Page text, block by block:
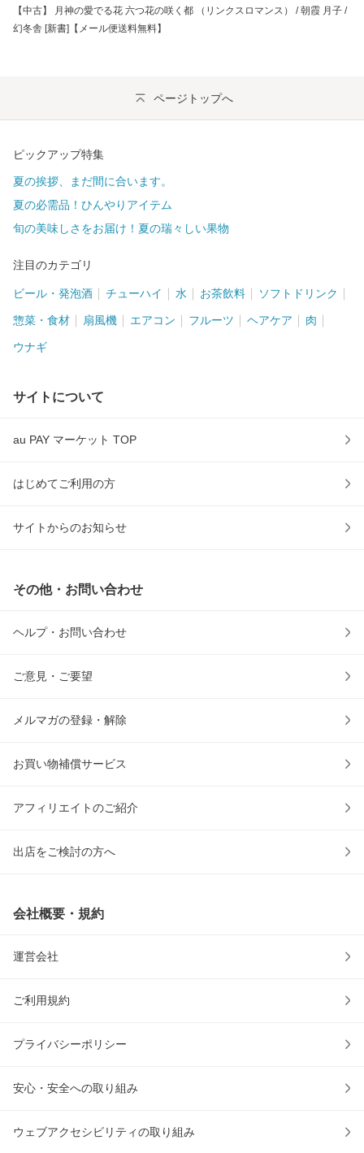
【中古】 月神の愛でる花 六つ花の咲く都 （リンクスロマンス） / 朝霞 月子 /
幻冬舎 [新書]【メール便送料無料】
ページトップへ
ピックアップ特集
夏の挨拶、まだ間に合います。
夏の必需品！ひんやりアイテム
旬の美味しさをお届け！夏の瑞々しい果物
注目のカテゴリ
ビール・発泡酒 チューハイ 水 お茶飲料 ソフトドリンク
惣菜・食材 扇風機 エアコン フルーツ ヘアケア 肉
ウナギ
サイトについて
au PAY マーケット TOP
はじめてご利用の方
サイトからのお知らせ
その他・お問い合わせ
ヘルプ・お問い合わせ
ご意見・ご要望
メルマガの登録・解除
お買い物補償サービス
アフィリエイトのご紹介
出店をご検討の方へ
会社概要・規約
運営会社
ご利用規約
プライバシーポリシー
安心・安全への取り組み
ウェブアクセシビリティの取り組み